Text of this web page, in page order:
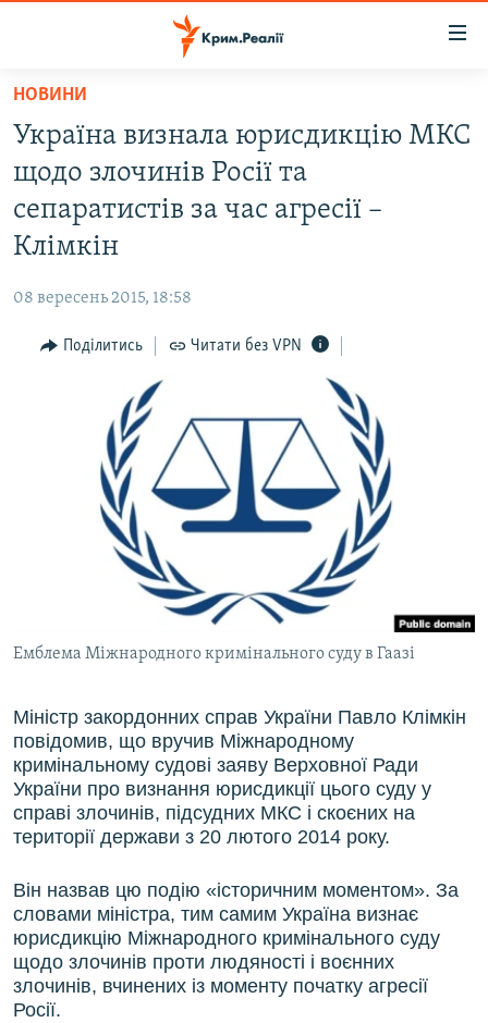
Перейти
основного
матеріалу
до
основної
Перейти
пошуку
ВОДА.КРИМ
ПОЛІТИКА
ПОГЛЯД
ІНТЕРВ'Ю
СПЕЦПРОЕКТИ
ДЕПОРТАЦІЯ
ВІДЕОУРОКИ «ELIFBE»
СВІДЧЕННЯ ОКУПАЦІЇ
УКРАЇНСЬКА ПРОБЛЕМА КРИМУ
ЯК ОБІЙТИ БЛОКУВАННЯ
Усі сайти RFE/RL
НОВИНИ
Україна визнала юрисдикцію МКС
щодо злочинів Росії та
сепаратистів за час агресії –
Клімкін
08 вересень 2015, 18:58
Поділитись Читати без VPN
Емблема Міжнародного кримінального суду в Гаазі
Міністр закордонних справ України Павло Клімкін
повідомив, що вручив Міжнародному
кримінальному судові заяву Верховної Ради
України про визнання юрисдикції цього суду у
справі злочинів, підсудних МКС і скоєних на
території держави з 20 лютого 2014 року.
Він назвав цю подію «історичним моментом». За
словами міністра, тим самим Україна визнає
юрисдикцію Міжнародного кримінального суду
щодо злочинів проти людяності і воєнних
злочинів, вчинених із моменту початку агресії
Росії.